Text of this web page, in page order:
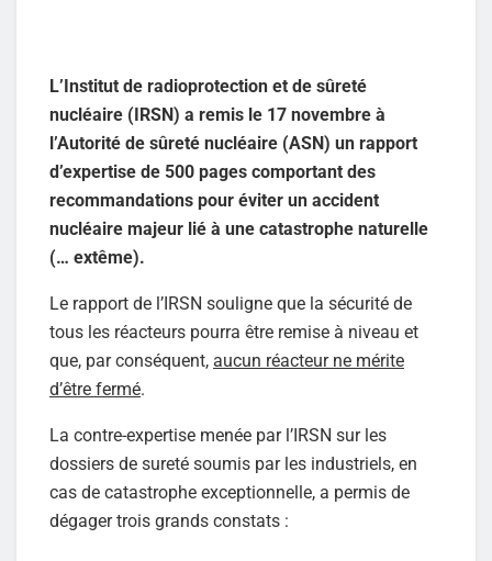
L’Institut de radioprotection et de sûreté
nucléaire (IRSN) a remis le 17 novembre à
l’Autorité de sûreté nucléaire (ASN) un rapport
d’expertise de 500 pages comportant des
recommandations pour éviter un accident
nucléaire majeur lié à une catastrophe naturelle
(… extême).
Le rapport de l’IRSN souligne que la sécurité de
tous les réacteurs pourra être remise à niveau et
que, par conséquent, aucun réacteur ne mérite
d’être fermé.
La contre-expertise menée par l’IRSN sur les
dossiers de sureté soumis par les industriels, en
cas de catastrophe exceptionnelle, a permis de
dégager trois grands constats :